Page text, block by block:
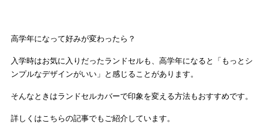
高学年になって好みが変わったら？
入学時はお気に入りだったランドセルも、高学年になると「もっとシ
ンプルなデザインがいい」と感じることがあります。
そんなときはランドセルカバーで印象を変える方法もおすすめです。
詳しくはこちらの記事でもご紹介しています。